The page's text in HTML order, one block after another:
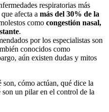
respiratorias más
afecta a más del 30% de la
como congestión nasal,
.
por los especialistas son
conocidos como
aún existen dudas y mitos
cómo actúan, qué dice la
un pilar en el control de la